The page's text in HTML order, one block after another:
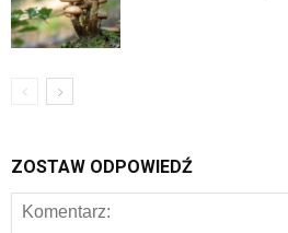
ZOSTAW ODPOWIEDŹ